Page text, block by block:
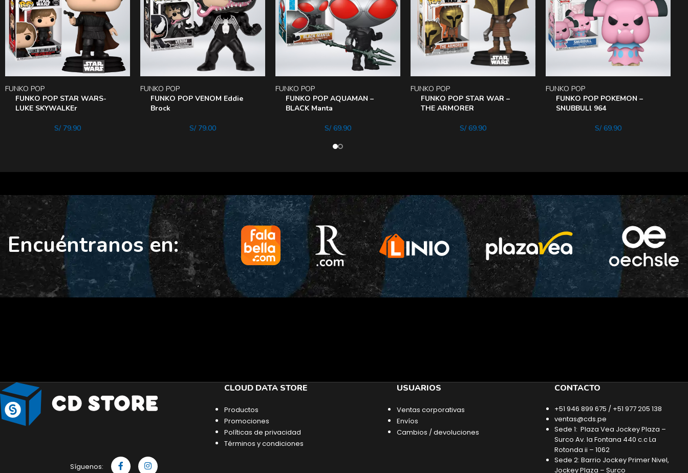
FUNKO POP STAR WARS-
LUKE SKYWALKEr
FUNKO POP
S/79.90
FUNKO POP VENOM Eddie
Brock
FUNKO POP
S/79.00
FUNKO POP AQUAMAN –
BLACK Manta
FUNKO POP
S/69.90
FUNKO POP STAR WAR –
THE ARMORER
FUNKO POP
S/69.90
FUNKO POP POKEMON –
SNUBBULl 964
FUNKO POP
S/69.90
Encuéntranos en:
Síguenos:
CLOUD DATA STORE
Productos
Promociones
Políticas de privacidad
Términos y condiciones
USUARIOS
Ventas corporativas
Envíos
Cambios / devoluciones
CONTACTO
+51 946 899 675 / +51 977 205 138
ventas@cds.pe
Sede 1: Plaza Vea Jockey Plaza –
Surco Av. la Fontana 440 c.c La
Rotonda ii – 1062
Sede 2: Barrio Jockey Primer Nivel,
Jockey Plaza – Surco